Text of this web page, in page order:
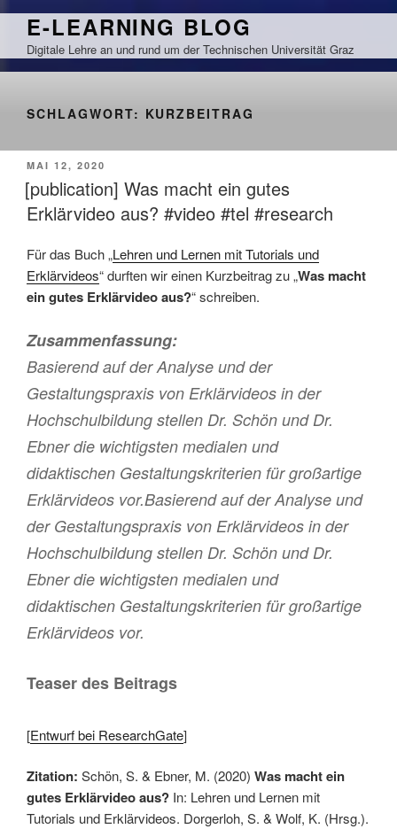
Zum
springen
E-LEARNING BLOG
Digitale Lehre an und rund um der Technischen Universität Graz
SCHLAGWORT: KURZBEITRAG
VERÖFFENTLICHT
AM
MAI 12, 2020
[publication] Was macht ein gutes
Erklärvideo aus? #video #tel #research
Für das Buch „Lehren und Lernen mit Tutorials und
Erklärvideos“ durften wir einen Kurzbeitrag zu „Was macht
ein gutes Erklärvideo aus?“ schreiben.
Zusammenfassung:
Basierend auf der Analyse und der
Gestaltungspraxis von Erklärvideos in der
Hochschulbildung stellen Dr. Schön und Dr.
Ebner die wichtigsten medialen und
didaktischen Gestaltungskriterien für großartige
Erklärvideos vor.Basierend auf der Analyse und
der Gestaltungspraxis von Erklärvideos in der
Hochschulbildung stellen Dr. Schön und Dr.
Ebner die wichtigsten medialen und
didaktischen Gestaltungskriterien für großartige
Erklärvideos vor.
Teaser des Beitrags
[Entwurf bei ResearchGate]
Zitation: Schön, S. & Ebner, M. (2020) Was macht ein
gutes Erklärvideo aus? In: Lehren und Lernen mit
Tutorials und Erklärvideos. Dorgerloh, S. & Wolf, K. (Hrsg.).